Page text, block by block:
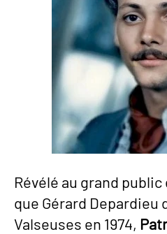
Révélé au grand
que Gérard Depardieu
Valseuses en 1974,